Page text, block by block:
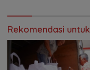
Rekomendasi